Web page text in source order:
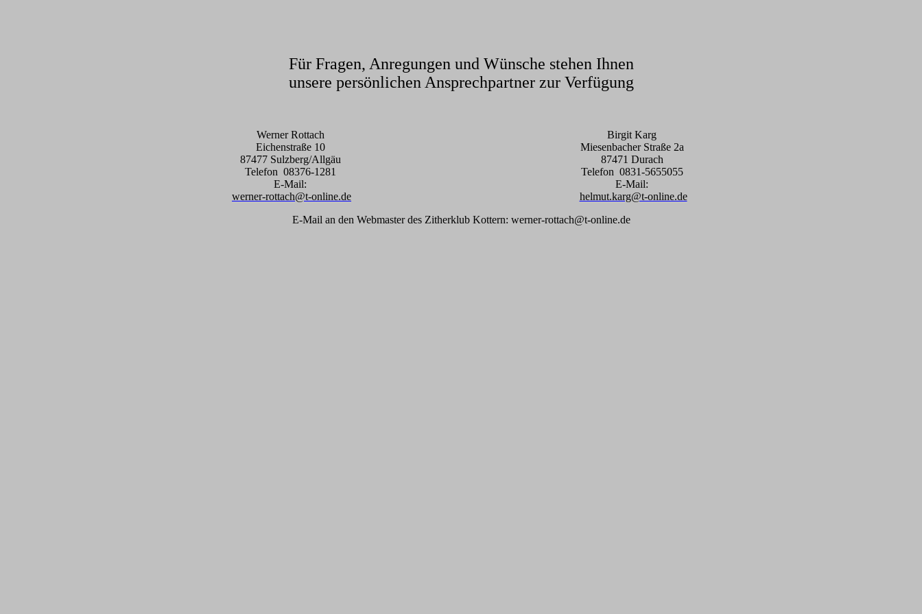
Für Fragen, Anregungen und Wünsche stehen Ihnen
unsere persönlichen Ansprechpartner zur Verfügung
Werner Rottach
Birgit Karg
Eichenstraße 10
87477 Sulzberg/Allgäu
MiesenbacherStraße 2a
87471 Durach
Telefon 08376-1281
E-Mail:
werner-rottach@t-online.de
Telefon 0831-5655055
E-Mail:
helmut.karg@t-online.de
E-Mail an den Webmaster des Zitherklub Kottern: werner-rottach@t-online.de